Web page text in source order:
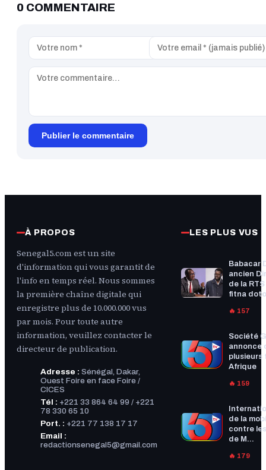
0 COMMENTAIRE
Publier le commentaire
À PROPOS
Senegal5.com est un site
d'information qui vous garantit de
l'info en temps réel. Nous sommes
la première chaîne digitale qui
enregistre plus de 10.000.000 vus
par mois. Pour toute autre
information, veuillez contacter le
directeur de publication.
Adresse : Sénégal, Dakar,
Ouest Foire en face Foire /
CICES
Tél : +221 33 864 64 99 / +221
78 330 65 10
Port. : +221 77 138 17 17
Email :
redactionsenegal5@gmail.com
LES PLUS VUS
Babacar
ancien
de la RTS
fitna
🔥 157
Société
annonce
plusieurs
Afrique
🔥 159
de la
contre
de M...
🔥 179